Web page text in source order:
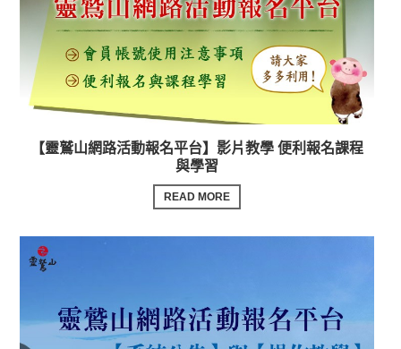
【靈鷲山網路活動報名平台】影片教學 便利報名課程
與學習
READ MORE